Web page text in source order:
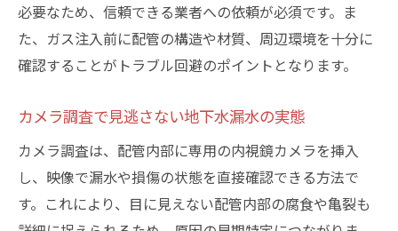
必要なため、信頼できる業者への依頼が必須です。ま
た、ガス注入前に配管の構造や材質、周辺環境を十分に
確認することがトラブル回避のポイントとなります。
カメラ調査で見逃さない地下水漏水の実態
カメラ調査は、配管内部に専用の内視鏡カメラを挿入
し、映像で漏水や損傷の状態を直接確認できる方法で
す。これにより、目に見えない配管内部の腐食や亀裂も